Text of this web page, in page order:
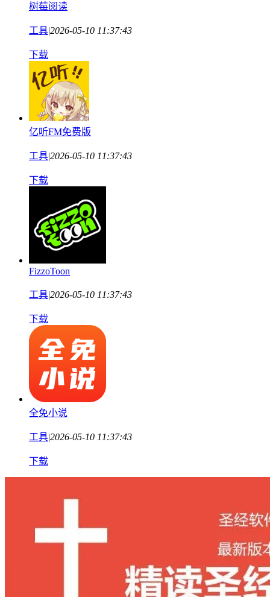
树莓阅读
工具|2026-05-10 11:37:43
下载
亿听FM免费版
工具|2026-05-10 11:37:43
下载
FizzoToon
工具|2026-05-10 11:37:43
下载
全免小说
工具|2026-05-10 11:37:43
下载